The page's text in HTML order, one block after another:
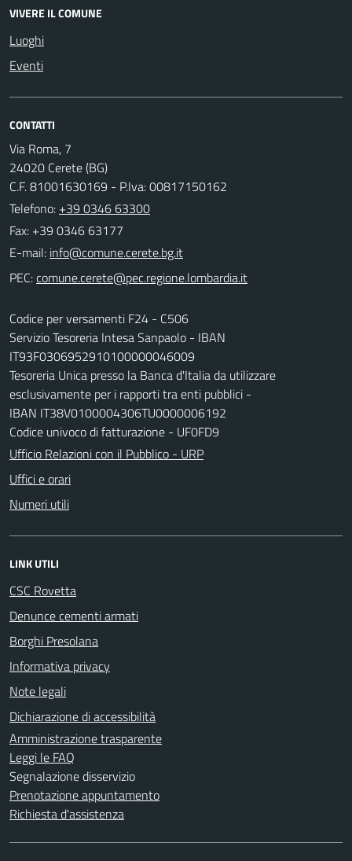
VIVERE IL COMUNE
Luoghi
Eventi
CONTATTI
Via Roma, 7
24020 Cerete (BG)
C.F. 81001630169 - P.Iva: 00817150162
Telefono: +39 0346 63300
Fax: +39 0346 63177
E-mail:
PEC:
Codice per versamenti F24 - C506
Servizio Tesoreria Intesa Sanpaolo - IBAN
IT93F0306952910100000046009
Tesoreria Unica presso la Banca d'Italia da utilizzare
esclusivamente per i rapporti tra enti pubblici -
IBAN IT38V0100004306TU0000006192
Codice univoco di fatturazione - UF0FD9
Ufficio Relazioni con il Pubblico - URP
Uffici e orari
Numeri utili
LINK UTILI
CSC Rovetta
Denunce cementi armati
Borghi Presolana
Informativa privacy
Note legali
Dichiarazione di accessibilità
Amministrazione trasparente
Leggi le FAQ
Segnalazione disservizio
Prenotazione appuntamento
Richiesta d'assistenza